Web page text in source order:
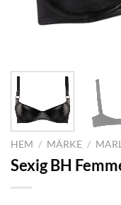
HEM / MÄRKE /
Sexig BH